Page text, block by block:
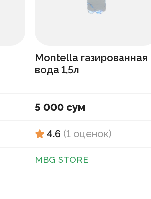
Montella газированная
вода 1,5л
5 000 сум
4.6 (1 оценок)
MBG STORE